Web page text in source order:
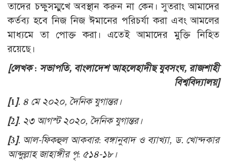
তাদের চক্ষুসম্মুখে অবস্থান করুন না কেন। সুতরাং আমাদের
কর্তব্য হবে নিজ নিজ ঈমানের পরিচর্যা করা এবং আমলের
মাধ্যমে তা পোক্ত করা। এতেই আমাদের মুক্তি নিহিত
রয়েছে।
[লেখক : সভাপতি, বাংলাদেশ আহলেহাদীছ যুবসংঘ, রাজশাহী
বিশ্ববিদ্যালয়]
[1]. ৪ মে ২০২০, দৈনিক যুগান্তর।
[2]. ২৩ আগস্ট ২০২০, দৈনিক যুগান্তর।
[3]. আল-ফিকহুল আকবার: বঙ্গানুবাদ ও ব্যাখ্যা, ড. খোন্দকার
আব্দুল্লাহ জাহাঙ্গীর পৃ: ৫১৪-১৮।